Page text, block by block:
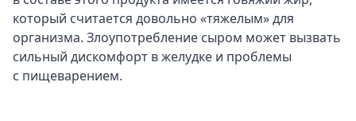
который считается довольно «тяжелым» для
организма. Злоупотребление сыром может вызвать
сильный дискомфорт в желудке и проблемы
с пищеварением.